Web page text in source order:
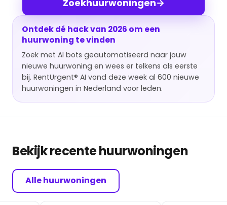
Zoekhuurwoningen→
Ontdek dé hack van 2026 om een
huurwoning te vinden
Zoek met AI bots geautomatiseerd naar jouw
nieuwe huurwoning en wees er telkens als eerste
bij. RentUrgent® AI vond deze week al 600 nieuwe
huurwoningen in Nederland voor leden.
Bekijk recente huurwoningen
Alle huurwoningen